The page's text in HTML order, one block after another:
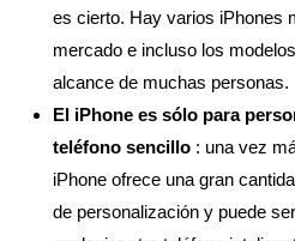
es cierto. Hay varios iPhones
mercado e incluso los
alcance de muchas personas.
El iPhone es sólo para
teléfono sencillo : una vez
iPhone ofrece una gran
de personalización y puede